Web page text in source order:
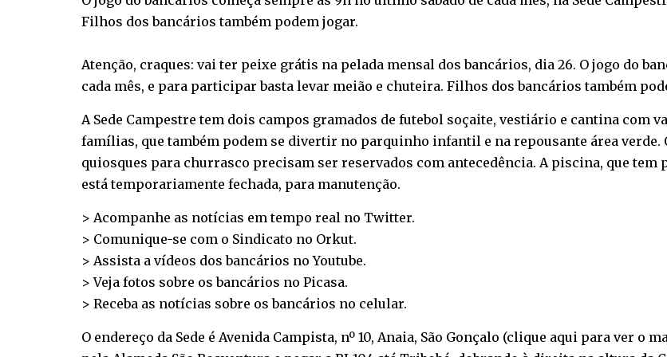
Filhos dos bancários também podem jogar.
Atenção, craques: vai ter peixe grátis na pelada mensal dos bancários, dia 26. O jogo do
cada mês, e para participar basta levar meião e chuteira. Filhos dos bancários também
A Sede Campestre tem dois campos gramados de futebol soçaite, vestiário e cantina com
famílias, que também podem se divertir no parquinho infantil e na repousante área
quiosques para churrasco precisam ser reservados com antecedência. A piscina, que
está temporariamente fechada, para manutenção.
> Acompanhe as notícias em tempo real no Twitter.
> Comunique-se com o Sindicato no Orkut.
> Assista a vídeos dos bancários noYoutube.
> Veja fotos sobre os bancários no Picasa.
> Receba as notícias sobre os bancários no celular.
O endereço da Sede é Avenida Campista, nº 10, Anaia, São Gonçalo (clique aqui para ver o